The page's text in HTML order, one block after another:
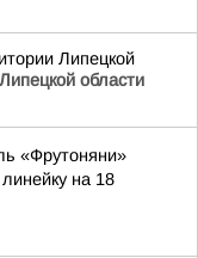
Липецкой
области
«Фрутоняни»
на 18